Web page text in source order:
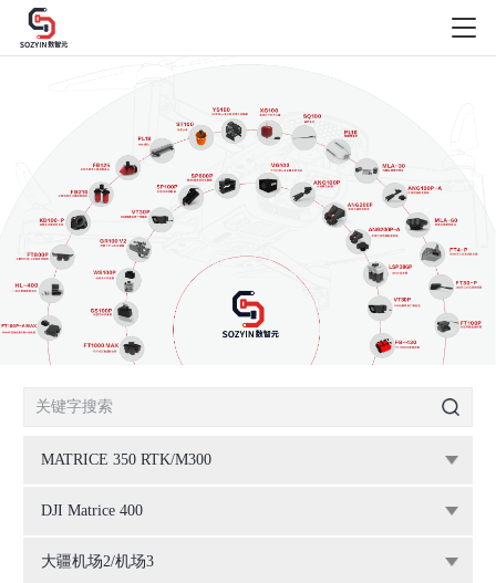
MATRICE 350 RTK/M300
DJI Matrice 400
大疆机场2/机场3